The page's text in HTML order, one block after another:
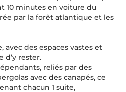
10 minutes en voiture du
par la forêt atlantique et les
des espaces vastes et
d’y rester.
reliés par des
avec des canapés, ce
chacun 1 suite,